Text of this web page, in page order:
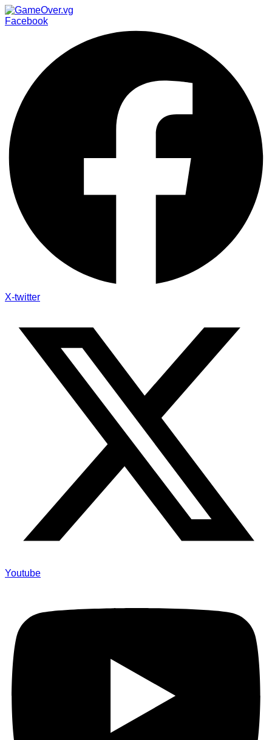
Facebook
X-twitter
Youtube